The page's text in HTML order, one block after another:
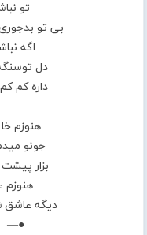
تو
بی تو
اگه
دل
داره کم
هنوزم
جونو
بزار
هنوزم
دیگه عاشق